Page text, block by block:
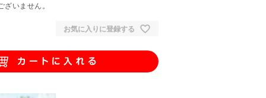
いません。
お気に入りに登録する